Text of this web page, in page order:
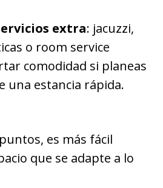
extra: jacuzzi,
o room service
comodidad si planeas
una estancia rápida.
es más fácil
que se adapte a lo